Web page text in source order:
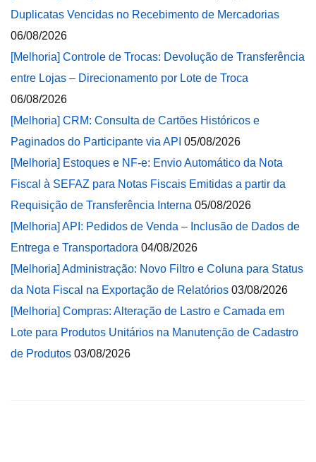
Duplicatas Vencidas no Recebimento de Mercadorias
06/08/2026
[Melhoria] Controle de Trocas: Devolução de Transferência
entre Lojas – Direcionamento por Lote de Troca
06/08/2026
[Melhoria] CRM: Consulta de Cartões Históricos e
Paginados do Participante via API 05/08/2026
[Melhoria] Estoques e NF-e: Envio Automático da Nota
Fiscal à SEFAZ para Notas Fiscais Emitidas a partir da
Requisição de Transferência Interna 05/08/2026
[Melhoria] API: Pedidos de Venda – Inclusão de Dados de
Entrega e Transportadora 04/08/2026
[Melhoria] Administração: Novo Filtro e Coluna para Status
da Nota Fiscal na Exportação de Relatórios 03/08/2026
[Melhoria] Compras: Alteração de Lastro e Camada em
Lote para Produtos Unitários na Manutenção de Cadastro
de Produtos 03/08/2026